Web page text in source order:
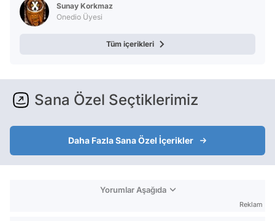
Sunay Korkmaz
Onedio Üyesi
Tüm içerikleri
Sana Özel Seçtiklerimiz
Daha Fazla Sana Özel İçerikler
Yorumlar Aşağıda
Reklam